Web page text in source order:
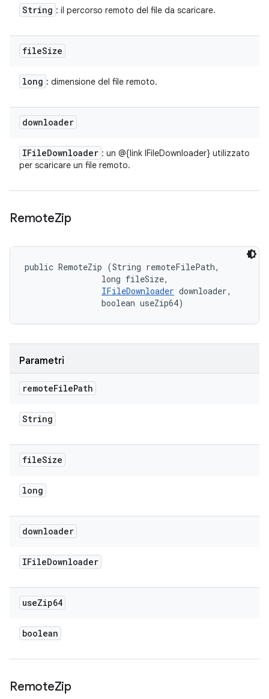
String : il percorso remoto del file da scaricare.
fileSize
long : dimensione del file remoto.
downloader
IFileDownloader : un @{link IFileDownloader} utilizzato
per scaricare un file remoto.
RemoteZip
public RemoteZip (String remoteFilePath,
                long fileSize,
IFileDownloader downloader,
                boolean useZip64)
Parametri
remoteFilePath
String
fileSize
long
downloader
IFileDownloader
useZip64
boolean
RemoteZip